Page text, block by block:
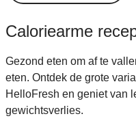
Caloriearme
Gezond eten om af te
eten. Ontdek de grote
HelloFresh en geniet van
gewichtsverlies.